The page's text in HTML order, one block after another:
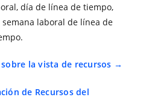
día de línea de tiempo,
laboral de línea de
la vista de recursos
de Recursos del